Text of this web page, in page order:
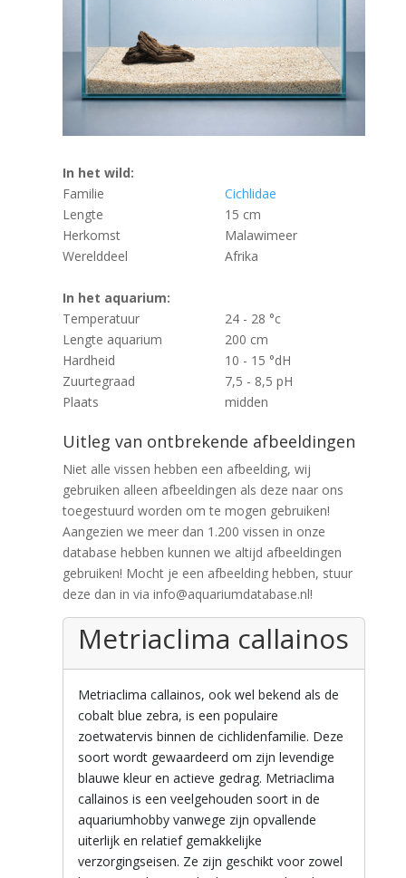
In het wild:
Familie
Cichlidae
Lengte
15 cm
Herkomst
Malawimeer
Werelddeel
Afrika
In het aquarium:
Temperatuur
24 - 28 °c
Lengte aquarium
200 cm
Hardheid
10 - 15 °dH
Zuurtegraad
7,5 - 8,5 pH
Plaats
midden
Uitleg van ontbrekende afbeeldingen
Niet alle vissen hebben een afbeelding, wij
gebruiken alleen afbeeldingen als deze naar ons
toegestuurd worden om te mogen gebruiken!
Aangezien we meer dan 1.200 vissen in onze
database hebben kunnen we altijd afbeeldingen
gebruiken! Mocht je een afbeelding hebben, stuur
deze dan in via info@aquariumdatabase.nl!
Metriaclima callainos
Metriaclima callainos, ook wel bekend als de
cobalt blue zebra, is een populaire
zoetwatervis binnen de cichlidenfamilie. Deze
soort wordt gewaardeerd om zijn levendige
blauwe kleur en actieve gedrag. Metriaclima
callainos is een veelgehouden soort in de
aquariumhobby vanwege zijn opvallende
uiterlijk en relatief gemakkelijke
verzorgingseisen. Ze zijn geschikt voor zowel